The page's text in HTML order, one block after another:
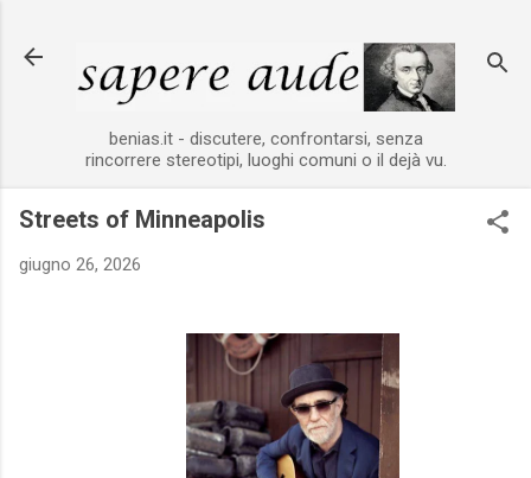
benias.it - discutere, confrontarsi, senza
rincorrere stereotipi, luoghi comuni o il dejà vu.
Streets of Minneapolis
giugno 26, 2026